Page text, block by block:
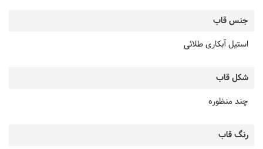
جنس قاب
استیل آبکاری طلائی
شکل قاب
چند منظوره
رنگ قاب